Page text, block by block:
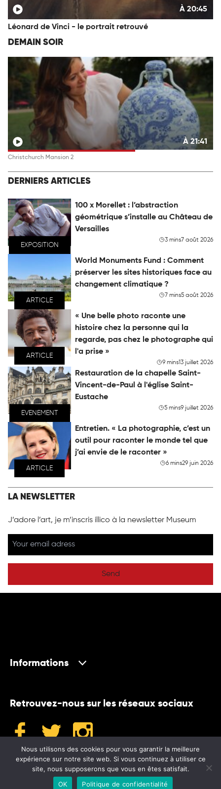
À 20:45
Léonard de Vinci - le portrait retrouvé
DEMAIN SOIR
À 21:41
Christchurch Mansion 2
DERNIERS ARTICLES
EXPOSITION
100 x Morellet : l’abstraction
géométrique s’installe au Château de
Versailles
3 mins7 août 2026
ARTICLE
World Monuments Fund : Comment
préserver les sites historiques face au
changement climatique ?
7 mins5 août 2026
ARTICLE
« Une belle photo raconte une
histoire chez la personne qui la
regarde, pas chez le photographe qui
l'a prise »
9 mins13 juillet 2026
EVENEMENT
Restauration de la chapelle Saint-
Vincent-de-Paul à l'église Saint-
Eustache
5 mins9 juillet 2026
ARTICLE
Entretien. « La photographie, c’est un
outil pour raconter le monde tel que
j’ai envie de le raconter »
6 mins29 juin 2026
LA NEWSLETTER
J’adore l’art, je m’inscris illico à la newsletter Museum
Send
Informations
Retrouvez-nous sur les réseaux sociaux
Nous utilisons des cookies pour vous garantir la meilleure
expérience sur notre site web. Si vous continuez à utiliser ce
site, nous supposerons que vous en êtes satisfait.
OK
Politique de confidentialité